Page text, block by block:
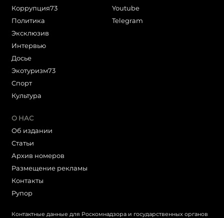
Коррупция73
Политика
Эксклюзив
Интервью
Досье
Экотуризм73
Cпорт
Культура
Youtube
Telegram
О НАС
Об издании
Статьи
Архив номеров
Размещение рекламы
Контакты
Рупор
Контактные данные для Роскомнадзора и государственных органов